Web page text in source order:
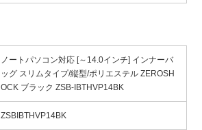
ノートパソコン対応 [～14.0インチ] インナーバ
ッグ スリムタイプ/縦型/ポリエステル ZEROSH
OCK ブラック ZSB-IBTHVP14BK
ZSBIBTHVP14BK